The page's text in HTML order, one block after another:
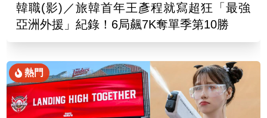
韓職(影)／旅韓首年王彥程就寫超狂「最強
亞洲外援」紀錄！6局飆7K奪單季第10勝
熱門